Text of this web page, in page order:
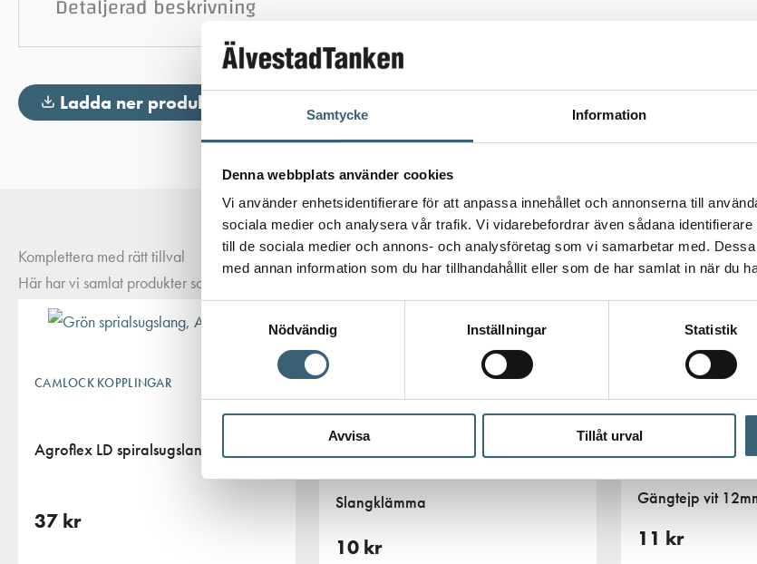
Samtycke Information
Denna webbplats använder cookies
Vi använder enhetsidentifierare för att anpassa innehållet och annonserna till
sociala medier och analysera vår trafik. Vi vidarebefordrar även sådana
till de sociala medier och annons- och analysföretag som vi samarbetar med.
med annan information som du har tillhandahållit eller som de har samlat in när du
Nödvändig
Inställningar Statistik
Avvisa Tillåt urval
Ladda ner produktblad
Komplettera med rätt tillval
Här har vi samlat produkter som ofta passar bra ihop med det du tittar på – för en mer komplett lösning.
CAMLOCK KOPPLINGAR
Agroflex LD spiralsugslang
37 kr
CAMLOCK KOPPLINGAR
Slangklämma
10 kr
CAMLOCK
Gängtejp vit
11 kr